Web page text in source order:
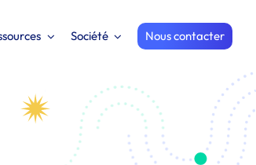
Société Nous contacter